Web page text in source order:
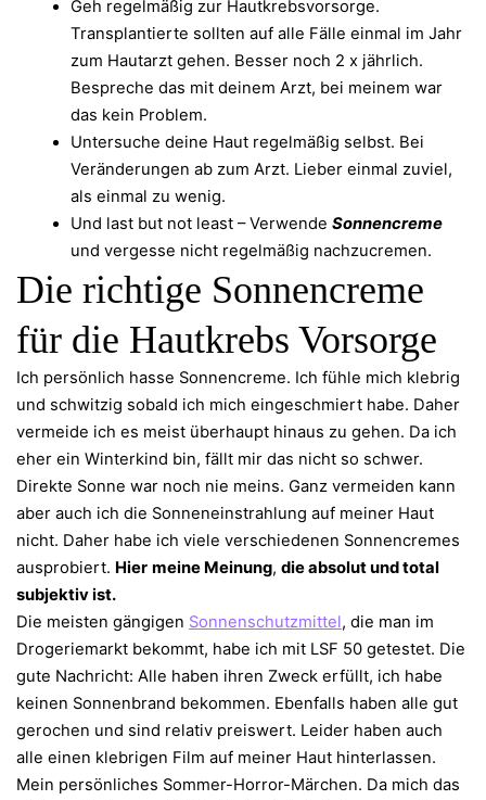
Geh regelmäßig zur Hautkrebsvorsorge.
Transplantierte sollten auf alle Fälle einmal im Jahr
zum Hautarzt gehen. Besser noch 2 x jährlich.
Bespreche das mit deinem Arzt, bei meinem war
das kein Problem.
Untersuche deine Haut regelmäßig selbst. Bei
Veränderungen ab zum Arzt. Lieber einmal zuviel,
als einmal zu wenig.
Und last but not least – Verwende Sonnencreme
und vergesse nicht regelmäßig nachzucremen.
Die richtige Sonnencreme
für die Hautkrebs Vorsorge
Ich persönlich hasse Sonnencreme. Ich fühle mich klebrig
und schwitzig sobald ich mich eingeschmiert habe. Daher
vermeide ich es meist überhaupt hinaus zu gehen. Da ich
eher ein Winterkind bin, fällt mir das nicht so schwer.
Direkte Sonne war noch nie meins. Ganz vermeiden kann
aber auch ich die Sonneneinstrahlung auf meiner Haut
nicht. Daher habe ich viele verschiedenen Sonnencremes
ausprobiert. Hier meine Meinung, die absolut und total
subjektiv ist.
Die meisten gängigen Sonnenschutzmittel, die man im
Drogeriemarkt bekommt, habe ich mit LSF 50 getestet. Die
gute Nachricht: Alle haben ihren Zweck erfüllt, ich habe
keinen Sonnenbrand bekommen. Ebenfalls haben alle gut
gerochen und sind relativ preiswert. Leider haben auch
alle einen klebrigen Film auf meiner Haut hinterlassen.
Mein persönliches Sommer-Horror-Märchen. Da mich das